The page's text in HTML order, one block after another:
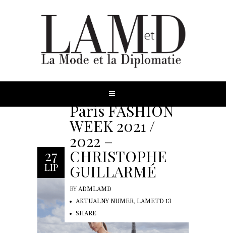
27
LIP
Paris FASHION
WEEK 2021 /
2022 –
CHRISTOPHE
GUILLARMÉ
BY ADMLAMD
AKTUALNY NUMER, LAMETD 13
SHARE